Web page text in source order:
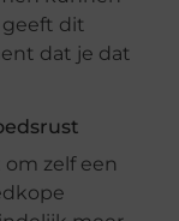
geeft dit
dat je dat
zelf een